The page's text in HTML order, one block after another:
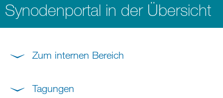
Synodenportal in der Übersicht
Zum internen Bereich
Tagungen